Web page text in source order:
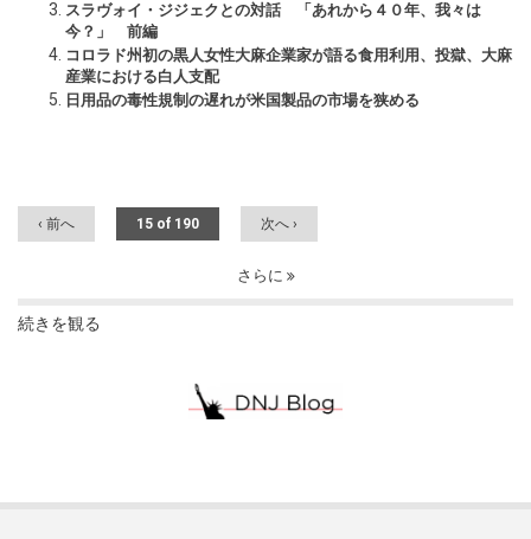
スラヴォイ・ジジェクとの対話 「あれから４０年、我々は
今？」 前編
コロラド州初の黒人女性大麻企業家が語る食用利用、投獄、大麻
産業における白人支配
日用品の毒性規制の遅れが米国製品の市場を狭める
‹ 前へ 15 of 190 次へ ›
さらに
続きを観る